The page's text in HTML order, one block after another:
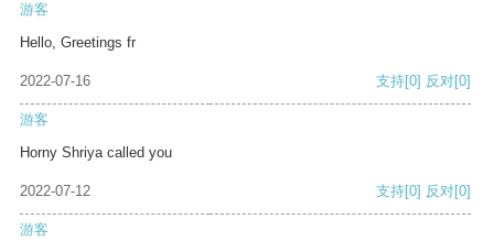
游客
Hello, Greetings fr
2022-07-16 支持[0] 反对[0]
游客
Horny Shriya called you
2022-07-12 支持[0] 反对[0]
游客